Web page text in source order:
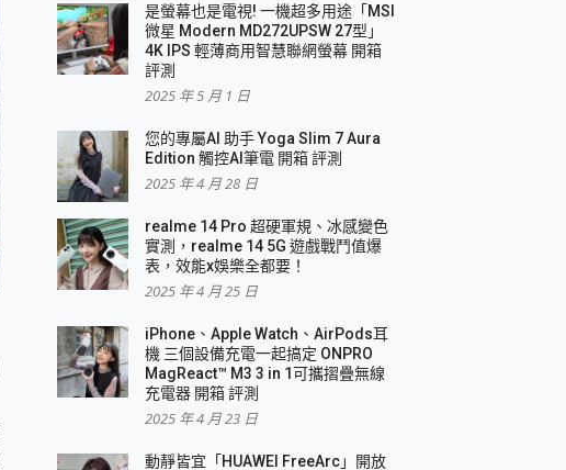
是螢幕也是電視! 一機超多用途「MSI
微星 Modern MD272UPSW 27型」
4K IPS 輕薄商用智慧聯網螢幕 開箱
評測
2025 年 5 月 1 日
您的專屬AI 助手 Yoga Slim 7 Aura
Edition 觸控AI筆電 開箱 評測
2025 年 4 月 28 日
realme 14 Pro 超硬軍規、冰感變色
實測，realme 14 5G 遊戲戰鬥值爆
表，效能x娛樂全都要！
2025 年 4 月 25 日
iPhone、Apple Watch、AirPods耳
機 三個設備充電一起搞定 ONPRO
MagReact™ M3 3 in 1可攜摺疊無線
充電器 開箱 評測
2025 年 4 月 23 日
動靜皆宜「HUAWEI FreeArc」開放